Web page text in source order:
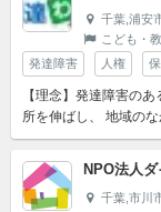
千葉,浦安
こども・
発達障害
人権
【理念】発達障害の
所を伸ばし、 地域の
政のみんなで支援する
NPO法人
千葉,市川